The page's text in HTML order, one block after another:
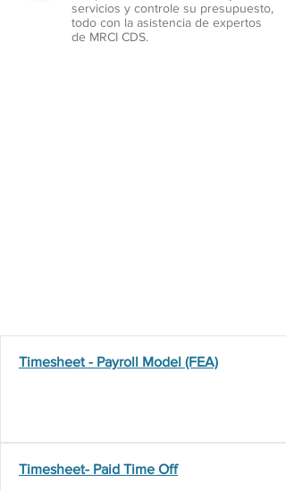
servicios y controle su presupuesto,
todo con la asistencia de expertos
de MRCI CDS.
Timesheet - Payroll Model (FEA)
Timesheet- Paid Time Off